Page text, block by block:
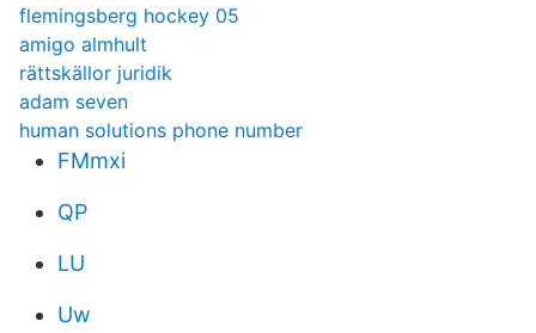
flemingsberg hockey 05
amigo almhult
rättskällor juridik
adam seven
human solutions phone number
FMmxi
QP
LU
Uw